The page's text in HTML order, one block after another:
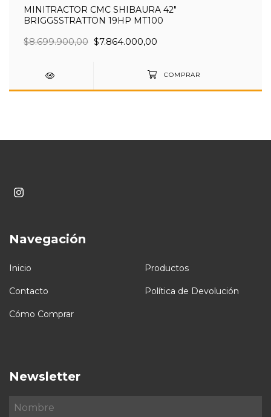
MINITRACTOR CMC SHIBAURA 42"
BRIGGSSTRATTON 19HP MT100
$8.699.900,00 $7.864.000,00
Navegación
Inicio Productos
Contacto Política de Devolución
Cómo Comprar
Newsletter